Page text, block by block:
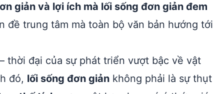
giản và lợi ích mà lối sống đơn giản đem
đề trung tâm mà toàn bộ văn bản hướng tới
thời đại của sự phát triển vượt bậc về vật
đó, lối sống đơn giản không phải là sự thụt